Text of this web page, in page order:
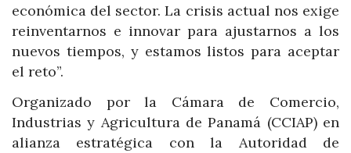
económica del sector. La crisis actual nos exige
reinventarnos e innovar para ajustarnos a los
nuevos tiempos, y estamos listos para aceptar
el reto”.
Organizado por la Cámara de Comercio,
Industrias y Agricultura de Panamá (CCIAP) en
alianza estratégica con la Autoridad de